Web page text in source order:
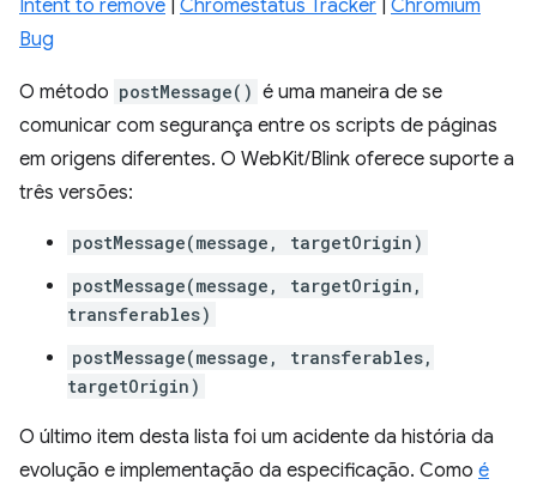
Intent to remove Chromestatus Tracker Chromium
Bug
O método postMessage() é uma maneira de se
comunicar com segurança entre os scripts de páginas
em origens diferentes. O WebKit/Blink oferece suporte a
três versões:
postMessage(message, targetOrigin)
postMessage(message, targetOrigin,
transferables)
postMessage(message, transferables,
targetOrigin)
O último item desta lista foi um acidente da história da
evolução e implementação da especificação. Como é